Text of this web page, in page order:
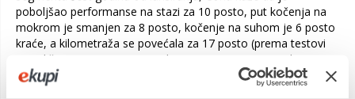
poboljšao performanse na stazi za 10 posto, put kočenja na
mokrom je smanjen za 8 posto, kočenje na suhom je 6 posto
kraće, a kilometraža se povećala za 17 posto (prema testovi
na veličini 245/30 R20). Upravljanje i prianjanje na mokrom i
suhom također su značajno poboljšani, kaže Conti. Ocjena na
oznaci otpora kotrljanja C-razreda guma je također svrstava